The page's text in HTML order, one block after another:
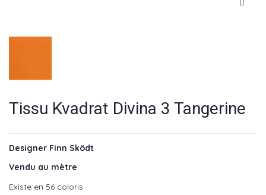
Tissu Kvadrat Divina 3 Tangerine
Designer Finn Sködt
Vendu au mètre
Existe en 56 coloris